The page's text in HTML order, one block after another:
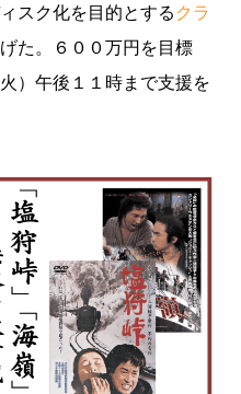
スク化を目的とする クラ
た。６００万円を目標
）午後１１時まで支援を